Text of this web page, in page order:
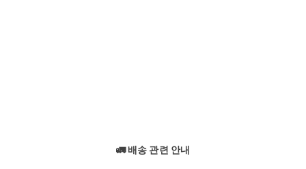
🚛 배송 관련 안내